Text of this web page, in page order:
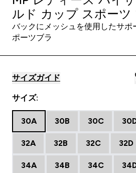
ルド カップ スポーツ
バックにメッシュを使用したサポ
ポーツブラ
サイズガイド
サイズ:
30A 30B 30C
32A 32B 32C 32D
34A 34B 34C